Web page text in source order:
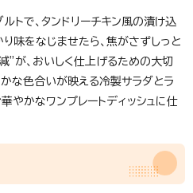
トで、タンドリーチキン風の漬け込
味をなじませたら、焦がさずしっと
”が、おいしく仕上げるための大切
かな色合いが映える冷製サラダとラ
やかなワンプレートディッシュに仕